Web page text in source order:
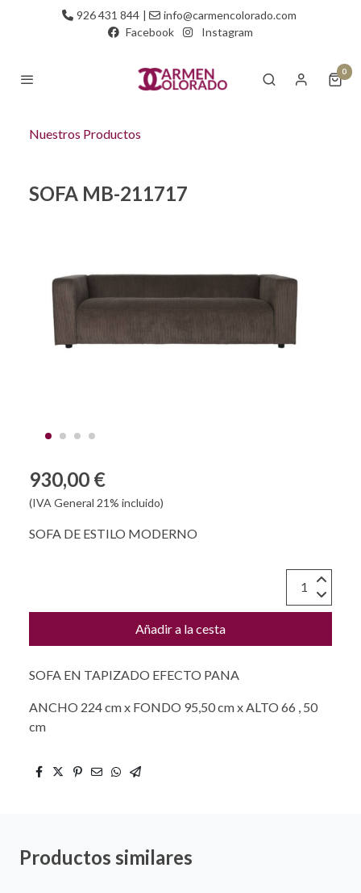
926 431 844 |
info@carmencolorado.com
Facebook
Instagram
0
Nuestros Productos
SOFA MB-211717
930,00 €
(IVA General 21% incluido)
SOFA DE ESTILO MODERNO
Añadir a la cesta
SOFA EN TAPIZADO EFECTO PANA
ANCHO 224 cm x FONDO 95,50 cm x ALTO 66 , 50
cm
Productos similares